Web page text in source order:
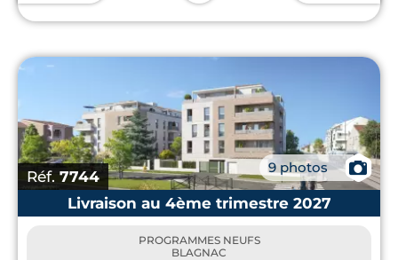
Réf. 7744 9 photos
📷
Livraison au 4ème trimestre 2027
PROGRAMMES NEUFS
BLAGNAC